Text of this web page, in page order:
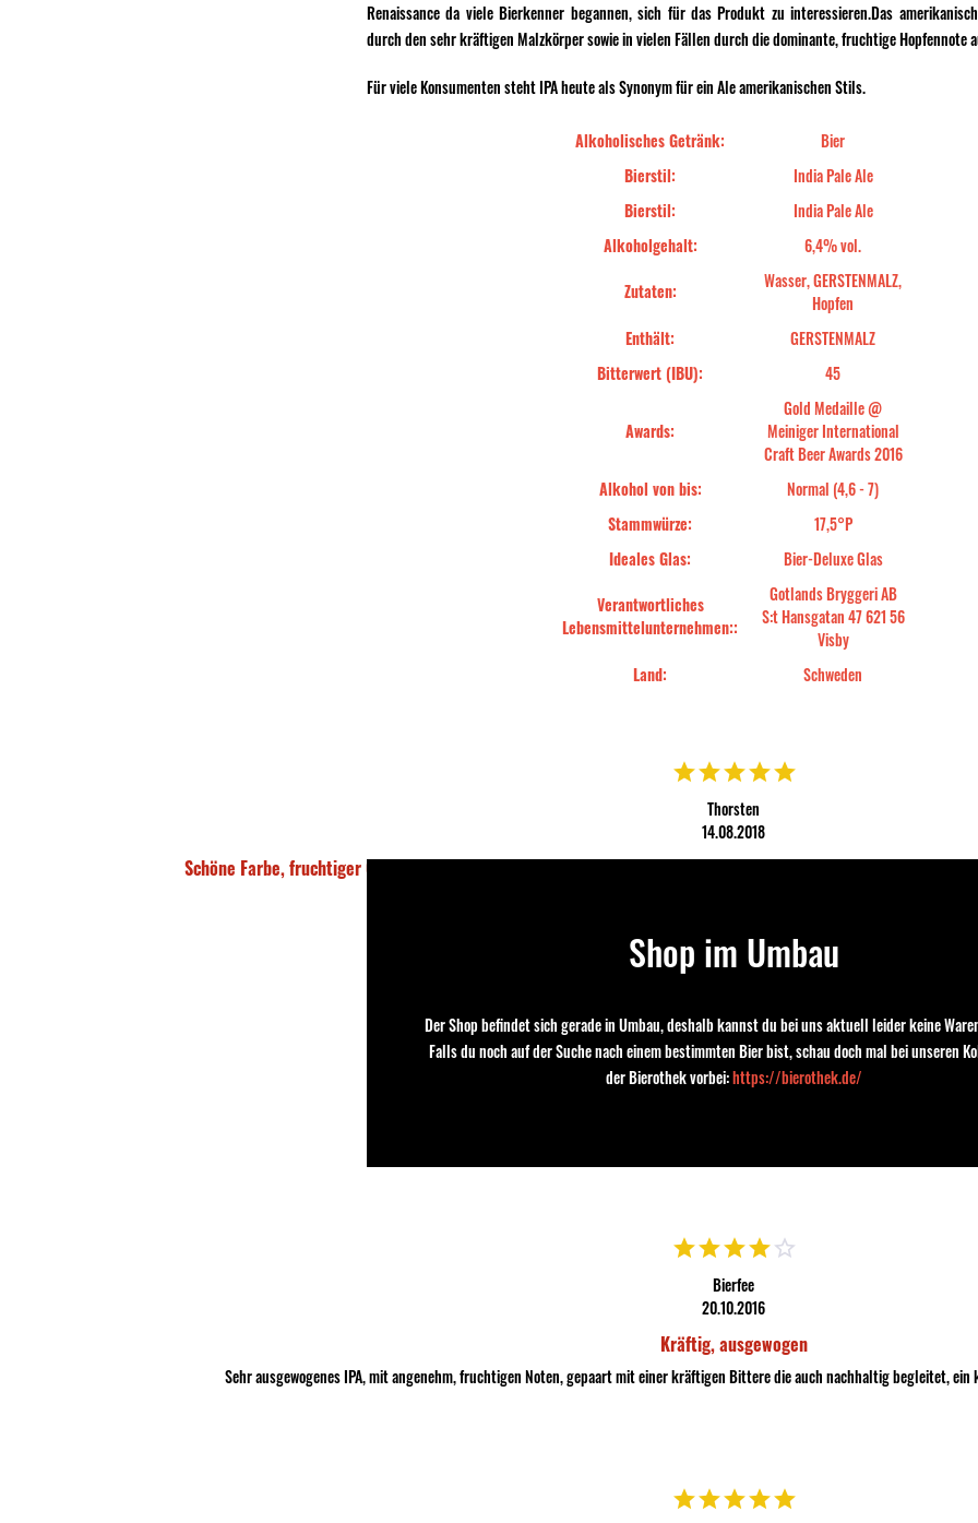
Renaissance da viele Bierkenner begannen, sich für das Produkt zu interessieren.Das
durch den sehr kräftigen Malzkörper sowie in vielen Fällen durch die dominante, fruchtige Hopfennote
Für viele Konsumenten steht IPA heute als Synonym für ein Ale amerikanischen Stils.
Alkoholisches Getränk:
Bier
Bierstil:
India Pale Ale
Bierstil:
India Pale Ale
Alkoholgehalt:
6,4% vol.
Zutaten:
Wasser, GERSTENMALZ,
Hopfen
Enthält:
GERSTENMALZ
Bitterwert (IBU):
45
Awards:
Gold Medaille @
Meiniger International
Craft Beer Awards 2016
Alkohol von bis:
Normal (4,6 - 7)
Stammwürze:
17,5°P
Ideales Glas:
Bier-Deluxe Glas
Verantwortliches
Lebensmittelunternehmen::
Gotlands Bryggeri AB
S:t Hansgatan 47 621 56
Visby
Land:
Schweden
Thorsten
14.08.2018
Schöne Farbe, fruchtiger Geruch, Starker Auftakt mit einem fruchtigen Mittelteil, für mich in der richtigen
Holger
11.06.2018
Gutes ipa
Bierfee
20.10.2016
Kräftig, ausgewogen
Sehr ausgewogenes IPA, mit angenehm, fruchtigen Noten, gepaart mit einer kräftigen Bittere die auch nachhaltig begleitet, ein
Shop im Umbau
Der Shop befindet sich gerade in Umbau, deshalb kannst du bei uns aktuell leider keine
Falls du noch auf der Suche nach einem bestimmten Bier bist, schau doch mal bei unseren
der Bierothek vorbei:https://bierothek.de/